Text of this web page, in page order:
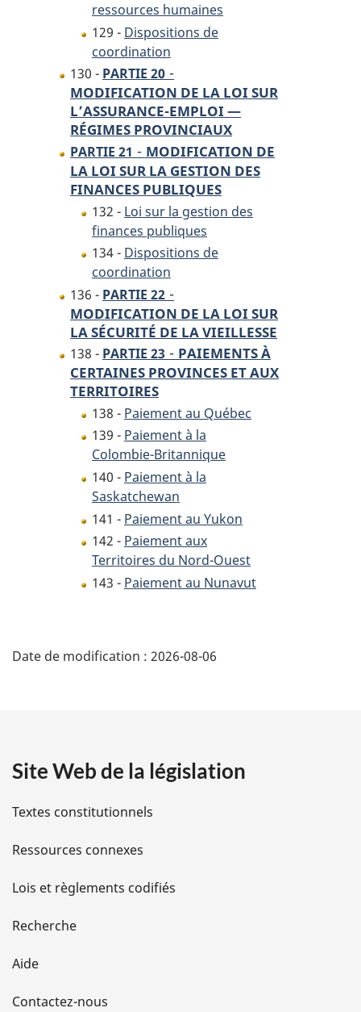
ressources humaines
129 - Dispositions de
coordination
130 - PARTIE 20 -
MODIFICATION DE LA LOI SUR
L’ASSURANCE-EMPLOI —
RÉGIMES PROVINCIAUX
PARTIE 21 - MODIFICATION DE
LA LOI SUR LA GESTION DES
FINANCES PUBLIQUES
132 - Loi sur la gestion des
finances publiques
134 - Dispositions de
coordination
136 - PARTIE 22 -
MODIFICATION DE LA LOI SUR
LA SÉCURITÉ DE LA VIEILLESSE
138 - PARTIE 23 - PAIEMENTS À
CERTAINES PROVINCES ET AUX
TERRITOIRES
138 - Paiement au Québec
139 - Paiement à la
Colombie-Britannique
140 - Paiement à la
Saskatchewan
141 - Paiement au Yukon
142 - Paiement aux
Territoires du Nord-Ouest
143 - Paiement au Nunavut
é
i
l
s
d
e
l
Date de modification : 2026-08-06
Site Web de la législation
Textes constitutionnels
Ressources connexes
Lois et règlements codifiés
Recherche
Aide
Contactez-nous